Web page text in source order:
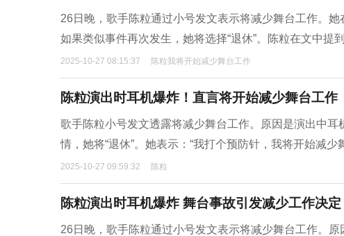
26日晚，歌手陈粒通过小号发文表示将减少舞台工作。
如果类似事件再次发生，她将选择“退休”。陈粒在文中提
2025-10-27 08:15:37 陈粒我将开始减少舞台工作
陈粒演出时耳机爆炸！直言将开始减少舞台工作
歌手陈粒小号发文透露将减少舞台工作。原因是演出中
情，她将“退休”。她表示：“我打个预防针，我将开始减少
2025-10-27 09:59:32 陈粒
陈粒演出时耳机爆炸 舞台事故引发减少工作决定
26日晚，歌手陈粒通过小号发文表示将减少舞台工作。